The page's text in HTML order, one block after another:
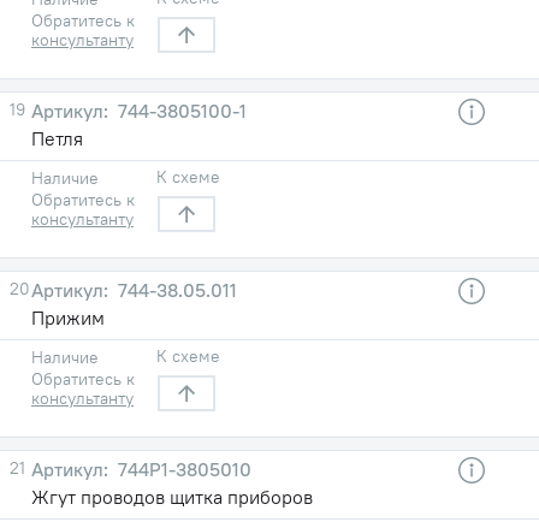
Обратитесь к
консультанту
19
744-3805100-1
Петля
Наличие
Обратитесь к
консультанту
К схеме
20
744-38.05.011
Прижим
Наличие
Обратитесь к
консультанту
К схеме
21
744Р1-3805010
Жгут проводов щитка приборов